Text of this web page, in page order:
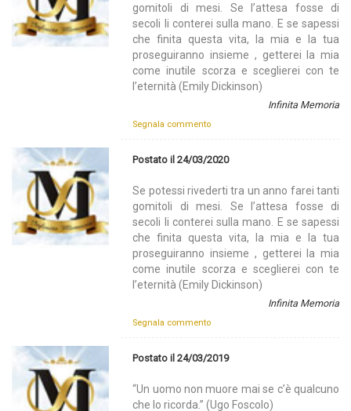
gomitoli di mesi. Se l’attesa fosse di
secoli li conterei sulla mano. E se sapessi
che finita questa vita, la mia e la tua
proseguiranno insieme , getterei la mia
come inutile scorza e sceglierei con te
l’eternità (Emily Dickinson)
Infinita Memoria
Segnala commento
Postato il 24/03/2020
Se potessi rivederti tra un anno farei tanti
gomitoli di mesi. Se l’attesa fosse di
secoli li conterei sulla mano. E se sapessi
che finita questa vita, la mia e la tua
proseguiranno insieme , getterei la mia
come inutile scorza e sceglierei con te
l’eternità (Emily Dickinson)
Infinita Memoria
Segnala commento
Postato il 24/03/2019
“Un uomo non muore mai se c’è qualcuno
che lo ricorda.” (Ugo Foscolo)